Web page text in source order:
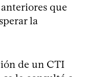
anteriores que
la
de un CTI